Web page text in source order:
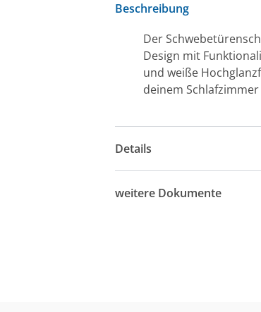
Beschreibung
Der
Design mit
und weiße
deinem
Details
weitere Dokumente